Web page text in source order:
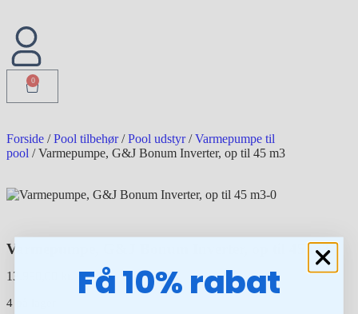
0
Forside /Pool tilbehør/Pool udstyr/Varmepumpe til
pool / Varmepumpe, G&J Bonum Inverter, op til 45 m3
Varmepumpe, G&J Bonum Inverter, op til 45 m3
13.990,00
4 på lager Få 10% rabat